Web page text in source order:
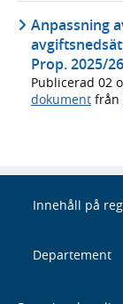
Anpassning
Prop. 2025/
Publicerad 02
dokument från
Innehåll på
Departement